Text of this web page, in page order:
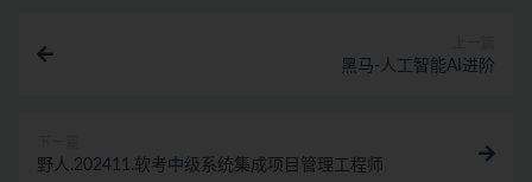
黑马-人工智能AI进阶
野人.202411.软考中级系统集成项目管理工程师